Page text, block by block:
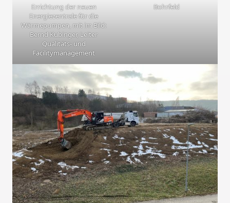
Errichtung der neuen
Energiezentrale für die
Wärmepumpen, mit im Bild:
Bernd Kubinger, Leiter
Qualitäts- und
Facilitymanagement
Bohrfeld